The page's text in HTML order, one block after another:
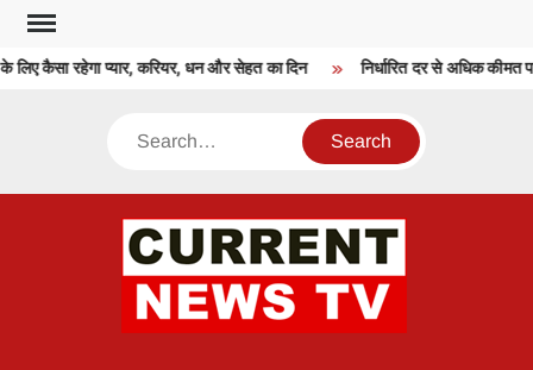
Skip
content
कैसा रहेगा प्यार, करियर, धन और सेहत का दिन निर्धारित दर से अधिक कीमत
Search